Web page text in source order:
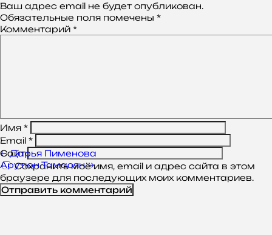
Ваш адрес email не будет опубликован.
Обязательные поля помечены *
Комментарий *
Имя *
Email *
Сайт
Сохранить моё имя, email и адрес сайта в этом
браузере для последующих моих комментариев.
Навигация
по
записям
←Дарья Пименова
Арутюн Тамасян→